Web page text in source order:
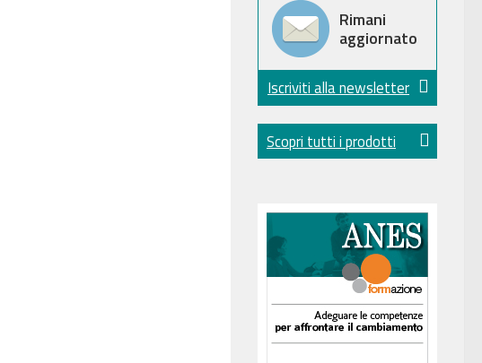
Rimani
aggiornato
Iscriviti alla newsletter
Scopri tutti i prodotti